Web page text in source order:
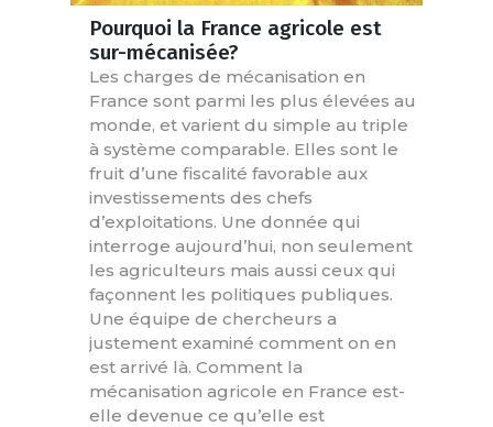
Pourquoi la France agricole est
sur-mécanisée?
Les charges de mécanisation en
France sont parmi les plus élevées au
monde, et varient du simple au triple
à système comparable. Elles sont le
fruit d’une fiscalité favorable aux
investissements des chefs
d’exploitations. Une donnée qui
interroge aujourd’hui, non seulement
les agriculteurs mais aussi ceux qui
façonnent les politiques publiques.
Une équipe de chercheurs a
justement examiné comment on en
est arrivé là. Comment la
mécanisation agricole en France est-
elle devenue ce qu’elle est